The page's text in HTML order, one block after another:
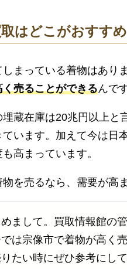
はどこがおすすめ
まっている着物はあり
売ることができるんで
蔵在庫は20兆円以上と
います。加えて今は日
高まっています。
を売るなら、需要が高
まして。買取情報館の
は宗像市で着物が高く
たい時にぜひ参考にし